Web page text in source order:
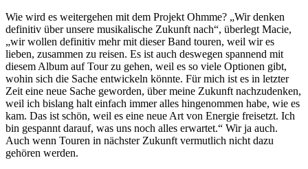
Wie wird es weitergehen mit dem Projekt Ohmme? „Wir denken
definitiv über unsere musikalische Zukunft nach“, überlegt Macie,
„wir wollen definitiv mehr mit dieser Band touren, weil wir es
lieben, zusammen zu reisen. Es ist auch deswegen spannend mit
diesem Album auf Tour zu gehen, weil es so viele Optionen gibt,
wohin sich die Sache entwickeln könnte. Für mich ist es in letzter
Zeit eine neue Sache geworden, über meine Zukunft nachzudenken,
weil ich bislang halt einfach immer alles hingenommen habe, wie es
kam. Das ist schön, weil es eine neue Art von Energie freisetzt. Ich
bin gespannt darauf, was uns noch alles erwartet.“ Wir ja auch.
Auch wenn Touren in nächster Zukunft vermutlich nicht dazu
gehören werden.